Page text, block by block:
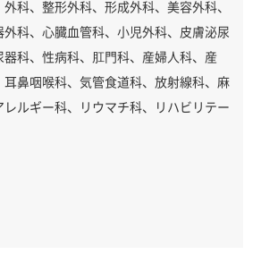
科、整形外科、形成外科、美容外科、
外科、心臓血管科、小児外科、皮膚泌尿
器科、性病科、肛門科、産婦人科、産
耳鼻咽喉科、気管食道科、放射線科、麻
レルギー科、リウマチ科、リハビリテー